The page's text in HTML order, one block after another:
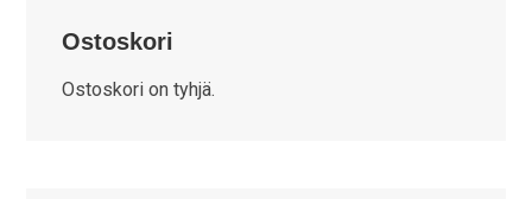
Ostoskori
Ostoskori on tyhjä.